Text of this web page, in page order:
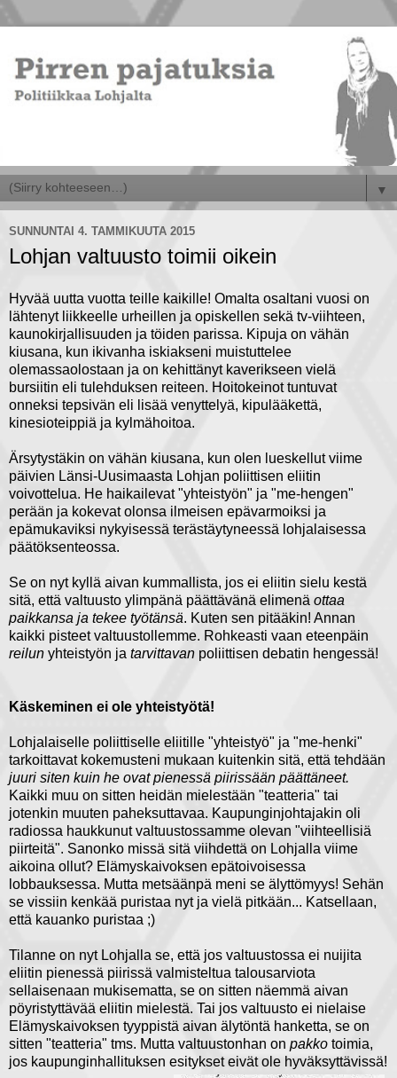
▼
SUNNUNTAI 4. TAMMIKUUTA 2015
Lohjan valtuusto toimii oikein
Hyvää uutta vuotta teille kaikille! Omalta osaltani vuosi on
lähtenyt liikkeelle urheillen ja opiskellen sekä tv-viihteen,
kaunokirjallisuuden ja töiden parissa. Kipuja on vähän
kiusana, kun ikivanha iskiakseni muistuttelee
olemassaolostaan ja on kehittänyt kaverikseen vielä
bursiitin eli tulehduksen reiteen. Hoitokeinot tuntuvat
onneksi tepsivän eli lisää venyttelyä, kipulääkettä,
kinesioteippiä ja kylmähoitoa.
Ärsytystäkin on vähän kiusana, kun olen lueskellut viime
päivien Länsi-Uusimaasta Lohjan poliittisen eliitin
voivottelua. He haikailevat "yhteistyön" ja "me-hengen"
perään ja kokevat olonsa ilmeisen epävarmoiksi ja
epämukaviksi nykyisessä terästäytyneessä lohjalaisessa
päätöksenteossa.
Se on nyt kyllä aivan kummallista, jos ei eliitin sielu kestä
sitä, että valtuusto ylimpänä päättävänä elimenä ottaa
paikkansa ja tekee työtänsä. Kuten sen pitääkin! Annan
kaikki pisteet valtuustollemme. Rohkeasti vaan eteenpäin
reilun yhteistyön ja tarvittavan poliittisen debatin hengessä!
Käskeminen ei ole yhteistyötä!
Lohjalaiselle poliittiselle eliitille "yhteistyö" ja "me-henki"
tarkoittavat kokemusteni mukaan kuitenkin sitä, että tehdään
juuri siten kuin he ovat pienessä piirissään päättäneet.
Kaikki muu on sitten heidän mielestään "teatteria" tai
jotenkin muuten paheksuttavaa. Kaupunginjohtajakin oli
radiossa haukkunut valtuustossamme olevan "viihteellisiä
piirteitä". Sanonko missä sitä viihdettä on Lohjalla viime
aikoina ollut? Elämyskaivoksen epätoivoisessa
lobbauksessa. Mutta metsäänpä meni se älyttömyys! Sehän
se vissiin kenkää puristaa nyt ja vielä pitkään... Katsellaan,
että kauanko puristaa ;)
Tilanne on nyt Lohjalla se, että jos valtuustossa ei nuijita
eliitin pienessä piirissä valmisteltua talousarviota
sellaisenaan mukisematta, se on sitten näemmä aivan
pöyristyttävää eliitin mielestä. Tai jos valtuusto ei nielaise
Elämyskaivoksen tyyppistä aivan älytöntä hanketta, se on
sitten "teatteria" tms. Mutta valtuustonhan on pakko toimia,
jos kaupunginhallituksen esitykset eivät ole hyväksyttävissä!